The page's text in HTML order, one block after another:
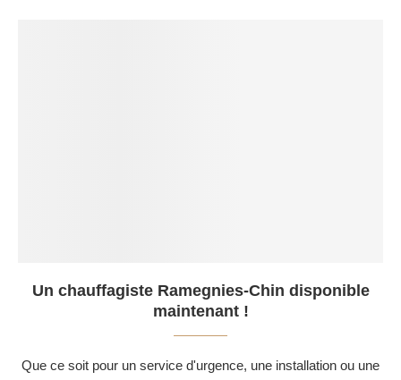
Un chauffagiste Ramegnies-Chin disponible
maintenant !
Que ce soit pour un service d'urgence, une installation ou une